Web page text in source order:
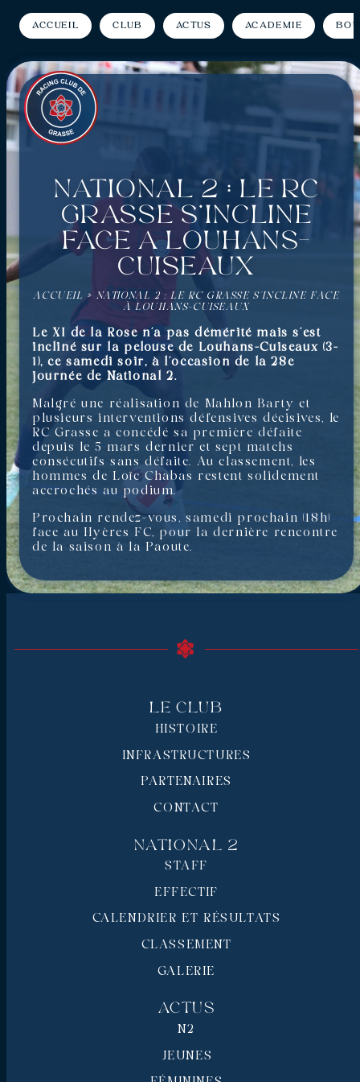
Accueil Club Actus Académie
National 2 : Le RC
Grasse s’incline
face à Louhans-
Cuiseaux
ACCUEIL » NATIONAL 2 : LE RC GRASSE S’INCLINE FACE
À LOUHANS-CUISEAUX
Le XI de la Rose n’a pas démérité mais s’est
incliné sur la pelouse de Louhans-Cuiseaux (3-
1), ce samedi soir, à l’occasion de la 28e
journée de National 2.
Malgré une réalisation de Mahlon Barty et
plusieurs interventions défensives décisives, le
RC Grasse a concédé sa première défaite
depuis le 5 mars dernier et sept matchs
consécutifs sans défaite. Au classement, les
hommes de Loïc Chabas restent solidement
accrochés au podium.
Prochain rendez-vous, samedi prochain (18h)
face au Hyères FC, pour la dernière rencontre
de la saison à la Paoute.
Le Club
HISTOIRE
INFRASTRUCTURES
PARTENAIRES
CONTACT
National 2
STAFF
EFFECTIF
CALENDRIER ET RÉSULTATS
CLASSEMENT
GALERIE
Actus
N2
JEUNES